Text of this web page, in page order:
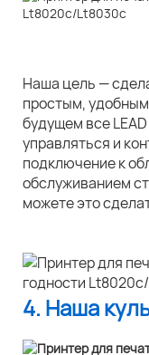
Наша цель —
простым,
будущем все
управляться и
подключение к
обслуживанием
можете это
4. Наша